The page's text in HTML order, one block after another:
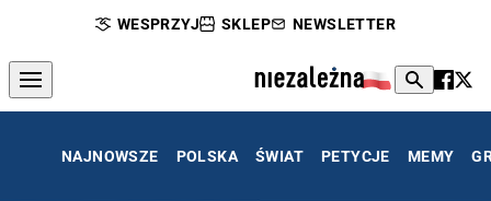
WESPRZYJ SKLEP NEWSLETTER
NAJNOWSZE POLSKA ŚWIAT PETYCJE MEMY